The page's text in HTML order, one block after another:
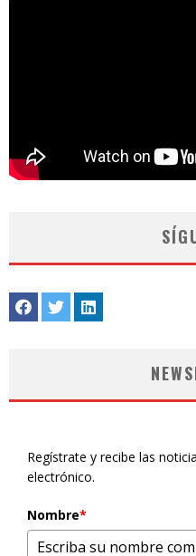
Regístrate y recibe las
electrónico.
Nombre*